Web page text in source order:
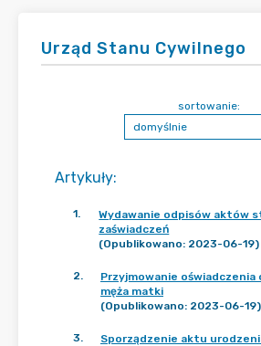
Urząd Stanu Cywilnego
Artykuły:
sortowanie:
1.
Wydawanie odpisów aktów
zaświadczeń
(Opublikowano: 2023-06-19)
2.
Przyjmowanie oświadczenia
męża matki
(Opublikowano: 2023-06-19)
3.
Sporządzenie aktu